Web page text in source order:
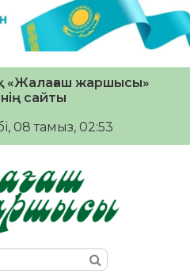
«Жалағаш жаршысы»
сайты
08 тамыз, 02:53